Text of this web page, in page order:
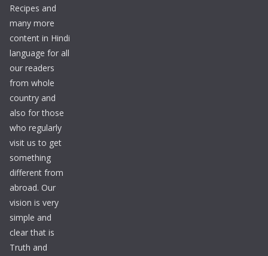
Recipes and
many more
content in Hindi
language for all
our readers
from whole
country and
also for those
who regularly
visit us to get
something
different from
abroad. Our
vision is very
simple and
clear that is
Truth and